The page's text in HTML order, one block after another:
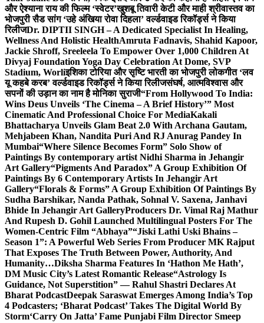
और ऐश्याना राय की फिल्म ‘स्वेटर’खुशबू तिवारी केटी और माही श्रीवास्तव का
भोजपुरी सैड सांग ‘उहे अंखिया रोवा दिहला’ वर्ल्डवाइड रिकॉर्ड्स ने किया
रिलीजDr. DIPTII SINGH – A Dedicated Specialist In Healing,
Wellness And Holistic HealthAmruta Fadnavis, Shahid Kapoor,
Jackie Shroff, Sreeleela To Empower Over 1,000 Children At
Divyaj Foundation Yoga Day Celebration At Dome, SVP
Stadium, Worliइशिका टोरिया और सृष्टि भारती का भोजपुरी लोकगीत ‘लव
यू कहबे करब’ वर्ल्डवाइड रिकॉर्ड्स ने किया रिलीजसंघर्ष, आत्मविश्वास और
सपनों की उड़ान का नाम है मोनिका सुराजी“From Hollywood To India:
Wins Deus Unveils ‘The Cinema – A Brief History’” Most
Cinematic And Professional Choice For MediaKakali
Bhattacharya Unveils Glam Beat 2.0 With Archana Gautam,
Mehjabeen Khan, Nandita Puri And RJ Anurag Pandey In
Mumbai“Where Silence Becomes Form” Solo Show of
Paintings By contemporary artist Nidhi Sharma in Jehangir
Art Gallery“Pigments And Paradox” A Group Exhibition Of
Paintings By 6 Contemporary Artists In Jehangir Art
Gallery“Florals & Forms” A Group Exhibition Of Paintings By
Sudha Barshikar, Nanda Pathak, Sohnal V. Saxena, Janhavi
Bhide In Jehangir Art GalleryProducers Dr. Vimal Raj Mathur
And Rupesh D. Gohil Launched Multilingual Posters For The
Women-Centric Film “Abhaya”“Jiski Lathi Uski Bhains –
Season 1”: A Powerful Web Series From Producer MK Rajput
That Exposes The Truth Between Power, Authority, And
Humanity…Diksha Sharma Features In ‘Hathon Me Hath’,
DM Music City’s Latest Romantic Release“Astrology Is
Guidance, Not Superstition” — Rahul Shastri Declares At
Bharat PodcastDeepak Saraswat Emerges Among India’s Top
4 Podcasters; ‘Bharat Podcast’ Takes The Digital World By
Storm‘Carry On Jatta’ Fame Punjabi Film Director Smeep